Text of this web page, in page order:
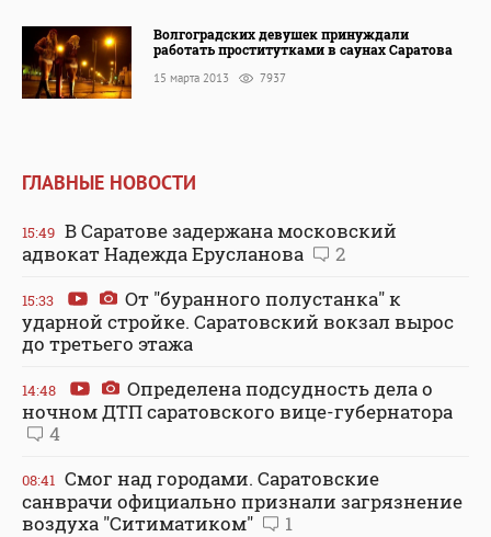
Волгоградских девушек принуждали
работать проститутками в саунах Саратова
15 марта 2013 7937
ГЛАВНЫЕ НОВОСТИ
15:49 В Саратове задержана московский
адвокат Надежда Ерусланова
2
15:33
От "буранного полустанка" к
ударной стройке. Саратовский вокзал вырос
до третьего этажа
14:48
Определена подсудность дела о
ночном ДТП саратовского вице-губернатора
4
08:41 Смог над городами. Саратовские
санврачи официально признали загрязнение
воздуха "Ситиматиком"
1